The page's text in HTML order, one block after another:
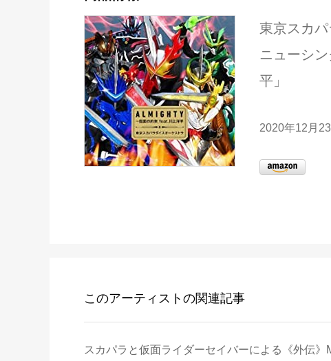
東京スカ
ニューシ
平」
2020年12月
このアーティストの関連記事
スカパラと仮面ライダーセイバーによる《外伝